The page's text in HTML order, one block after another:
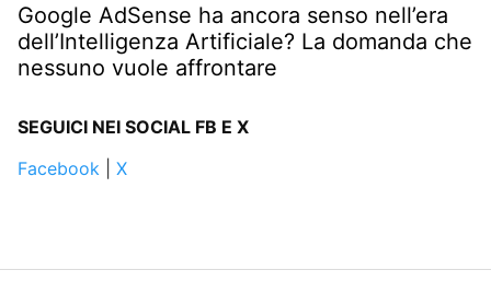
Google AdSense ha ancora senso nell’era
dell’Intelligenza Artificiale? La domanda che
nessuno vuole affrontare
SEGUICI NEI SOCIAL FB E X
Facebook
X